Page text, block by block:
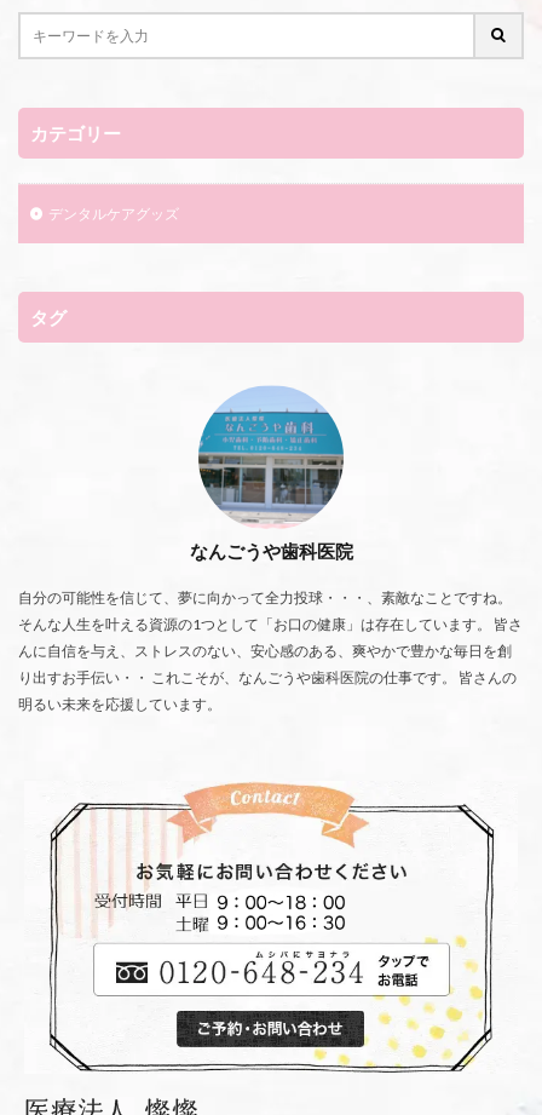
カテゴリー
デンタルケアグッズ
タグ
なんごうや歯科医院
自分の可能性を信じて、夢に向かって全力投球・・・、素敵なことですね。
そんな人生を叶える資源の1つとして「お口の健康」は存在しています。 皆さ
んに自信を与え、ストレスのない、安心感のある、爽やかで豊かな毎日を創
り出すお手伝い・・ これこそが、なんごうや歯科医院の仕事です。 皆さんの
明るい未来を応援しています。